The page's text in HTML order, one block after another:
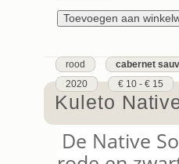
rood cabernet
2020
€ 10 - € 15
Kuleto
De Native